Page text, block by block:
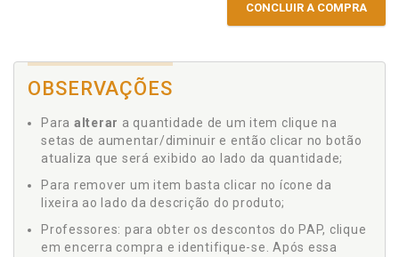
CONCLUIR A COMPRA
OBSERVAÇÕES
Para alterar a quantidade de um item clique na
setas de aumentar/diminuir e então clicar no botão
atualiza que será exibido ao lado da quantidade;
Para remover um item basta clicar no ícone da
lixeira ao lado da descrição do produto;
Professores: para obter os descontos do PAP, clique
em encerra compra e identifique-se. Após essa